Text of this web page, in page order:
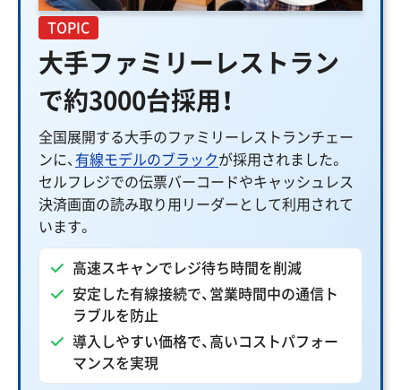
TOPIC
大手ファミリーレストラン
で約3000台採用！
全国展開する大手のファミリーレストランチェー
ンに、 有線モデルのブラックが採用されました。
セルフレジでの伝票バーコードやキャッシュレス
決済画面の読み取り用リーダーとして利用されて
います。
高速スキャンでレジ待ち時間を削減
安定した有線接続で、営業時間中の通信ト
ラブルを防止
導入しやすい価格で、高いコストパフォー
マンスを実現